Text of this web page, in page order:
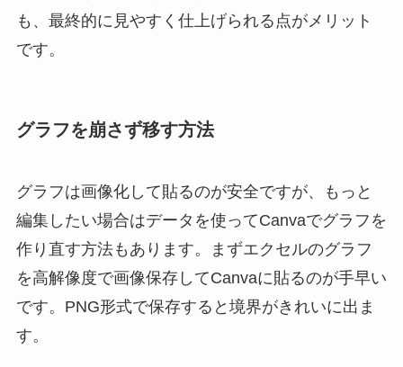
も、最終的に見やすく仕上げられる点がメリット
です。
グラフを崩さず移す方法
グラフは画像化して貼るのが安全ですが、もっと
編集したい場合はデータを使ってCanvaでグラフを
作り直す方法もあります。まずエクセルのグラフ
を高解像度で画像保存してCanvaに貼るのが手早い
です。PNG形式で保存すると境界がきれいに出ま
す。